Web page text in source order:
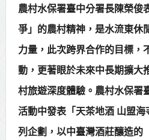
農村水保署臺中分署長陳榮俊
爭」的農村精神，是水流東休
力量，此次跨界合作的目標，
動，更著眼於未來中長期擴大
村旅遊深度體驗。農村水保署
活動中發表「天茶地酒 山盟
列企劃，以中臺灣酒莊釀造的